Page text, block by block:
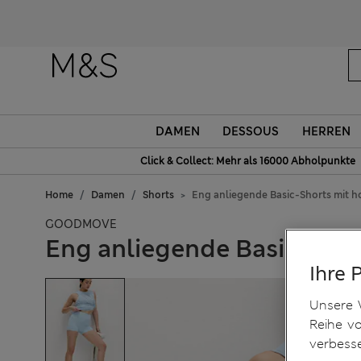
DAMEN DESSOUS HERREN
Click & Collect: Mehr als 16000 Abholpunkte
Home Damen Shorts Eng anliegende Basic-Shorts mit
GOODMOVE
Eng anliegende Basic-
Ihre
Unsere
Reihe